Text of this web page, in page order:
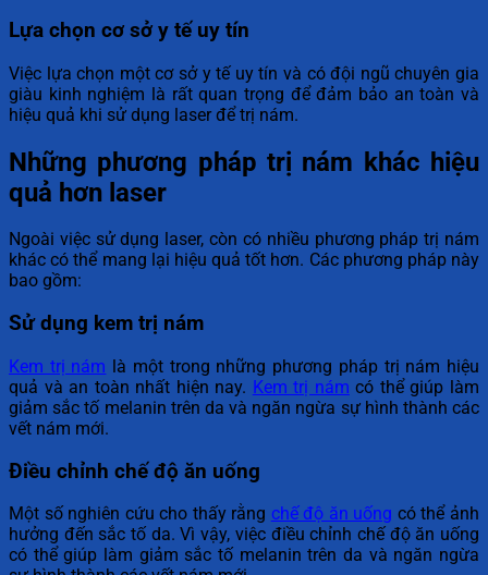
Lựa chọn cơ sở y tế uy tín
Việc lựa chọn một cơ sở y tế uy tín và có đội ngũ chuyên gia
giàu kinh nghiệm là rất quan trọng để đảm bảo an toàn và
hiệu quả khi sử dụng laser để trị nám.
Những phương pháp trị nám khác hiệu
quả hơn laser
Ngoài việc sử dụng laser, còn có nhiều phương pháp trị nám
khác có thể mang lại hiệu quả tốt hơn. Các phương pháp này
bao gồm:
Sử dụng kem trị nám
Kem trị nám là một trong những phương pháp trị nám hiệu
quả và an toàn nhất hiện nay. Kem trị nám có thể giúp làm
giảm sắc tố melanin trên da và ngăn ngừa sự hình thành các
vết nám mới.
Điều chỉnh chế độ ăn uống
Một số nghiên cứu cho thấy rằng chế độ ăn uống có thể ảnh
hưởng đến sắc tố da. Vì vậy, việc điều chỉnh chế độ ăn uống
có thể giúp làm giảm sắc tố melanin trên da và ngăn ngừa